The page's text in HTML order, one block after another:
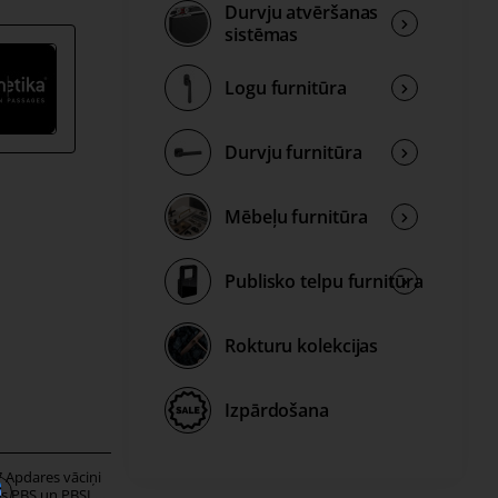
stila
Apdares vāciņi
Durvju atvēršanas
sistēmas
Logu furnitūra
Durvju furnitūra
Mēbeļu furnitūra
Publisko telpu furnitūra
Rokturu kolekcijas
Izpārdošana